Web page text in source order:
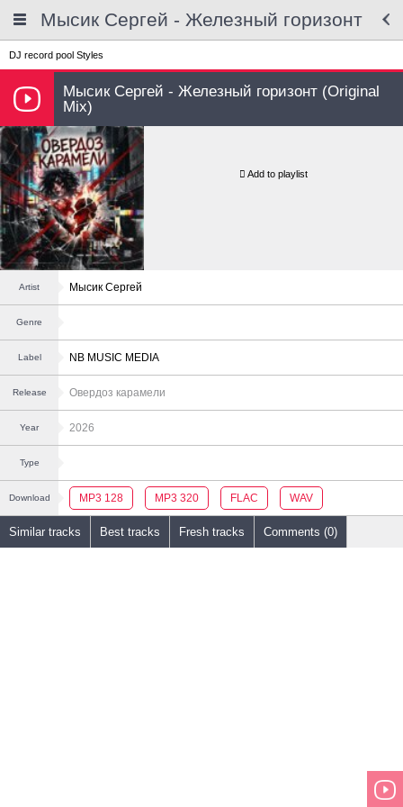
Мысик Сергей - Железный горизонт
DJ record pool Styles
Мысик Сергей - Железный горизонт (Original
Mix)
Add to playlist
Artist Мысик Сергей
Genre
Label NB MUSIC MEDIA
Release Овердоз карамели
Year 2026
Type
Download MP3 128 MP3 320 FLAC WAV
Similar tracks Best tracks Fresh tracks Comments (0)